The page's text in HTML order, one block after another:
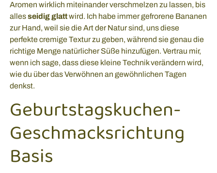
Aromen wirklich miteinander verschmelzen zu lassen, bis
allesseidig glattwird. Ich habe immer gefrorene Bananen
zur Hand, weil sie die Art der Natur sind, uns diese
perfekte cremige Textur zu geben, während sie genau die
richtige Menge natürlicher Süße hinzufügen. Vertrau mir,
wenn ich sage, dass diese kleine Technik verändern wird,
wie du über das Verwöhnen an gewöhnlichen Tagen
denkst.
Geburtstagskuchen-
Geschmacksrichtung
Basis